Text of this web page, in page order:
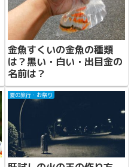
金魚すくいの金魚の種類
は？黒い・白い・出目金の
名前は？
夏の旅行・お祭り